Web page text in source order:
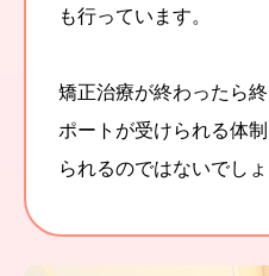
も行っています。
矯正治療が終わったら
ポートが受けられる体
られるのではないでしょ